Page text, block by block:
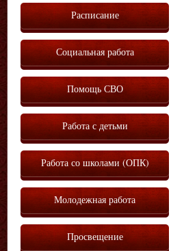
Расписание
Социальная работа
Помощь СВО
Работа с детьми
Работа со школами (ОПК)
Молодежная работа
Просвещение